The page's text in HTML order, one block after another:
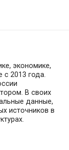
экономике,
с 2013 года.
В своих
данные,
источников в